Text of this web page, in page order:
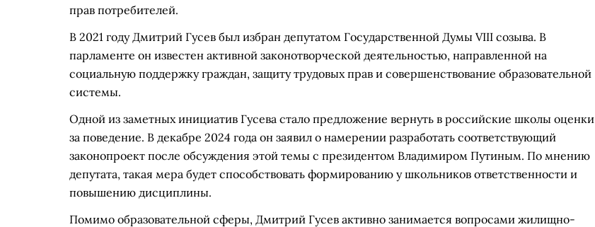
прав потребителей.
В 2021 году Дмитрий Гусев был избран депутатом Государственной Думы VIII созыва. В
парламенте он известен активной законотворческой деятельностью, направленной на
социальную поддержку граждан, защиту трудовых прав и совершенствование образовательной
системы.
Одной из заметных инициатив Гусева стало предложение вернуть в российские школы оценки
за поведение. В декабре 2024 года он заявил о намерении разработать соответствующий
законопроект после обсуждения этой темы с президентом Владимиром Путиным. По мнению
депутата, такая мера будет способствовать формированию у школьников ответственности и
повышению дисциплины.
Помимо образовательной сферы, Дмитрий Гусев активно занимается вопросами жилищно-